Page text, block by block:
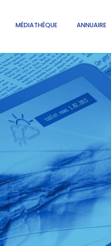
MÉDIATHÈQUE ANNUAIRE